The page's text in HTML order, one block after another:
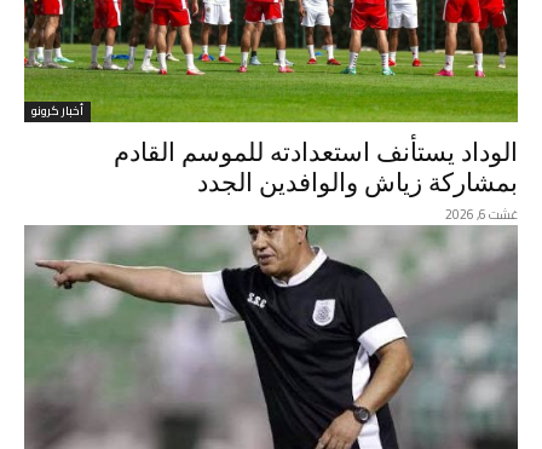
أخبار كرونو
الوداد يستأنف استعدادته للموسم القادم
بمشاركة زياش والوافدين الجدد
غشت 6, 2026